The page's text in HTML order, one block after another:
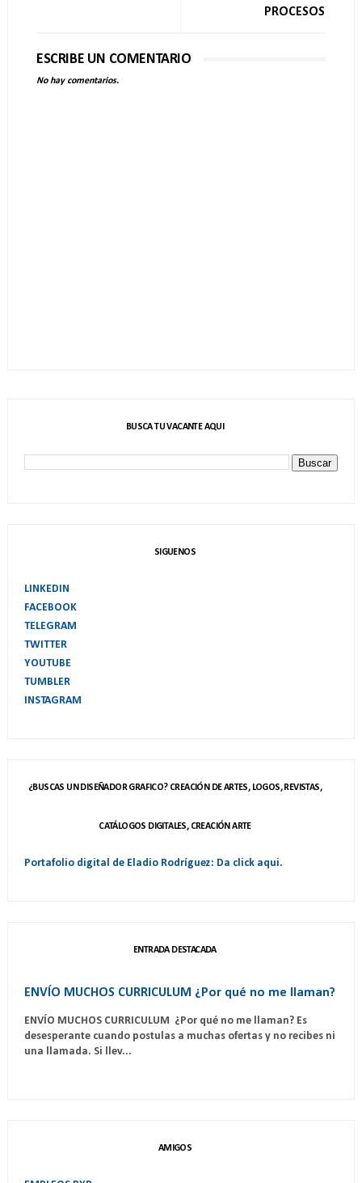
PROCESOS
ESCRIBE UN COMENTARIO
No hay comentarios.
BUSCA TU VACANTE AQUI
SIGUENOS
LINKEDIN
FACEBOOK
TELEGRAM
TWITTER
YOUTUBE
TUMBLER
INSTAGRAM
¿BUSCAS UN DISEÑADOR GRAFICO? CREACIÓN DE ARTES, LOGOS, REVISTAS,
CATÁLOGOS DIGITALES, CREACIÓN ARTE
Portafolio digital de Eladio Rodríguez: Da click aqui.
ENTRADA DESTACADA
ENVÍO MUCHOS CURRICULUM ¿Por qué no me llaman?
ENVÍO MUCHOS CURRICULUM ¿Por qué no me llaman? Es
desesperante cuando postulas a muchas ofertas y no recibes ni
una llamada. Si llev...
AMIGOS